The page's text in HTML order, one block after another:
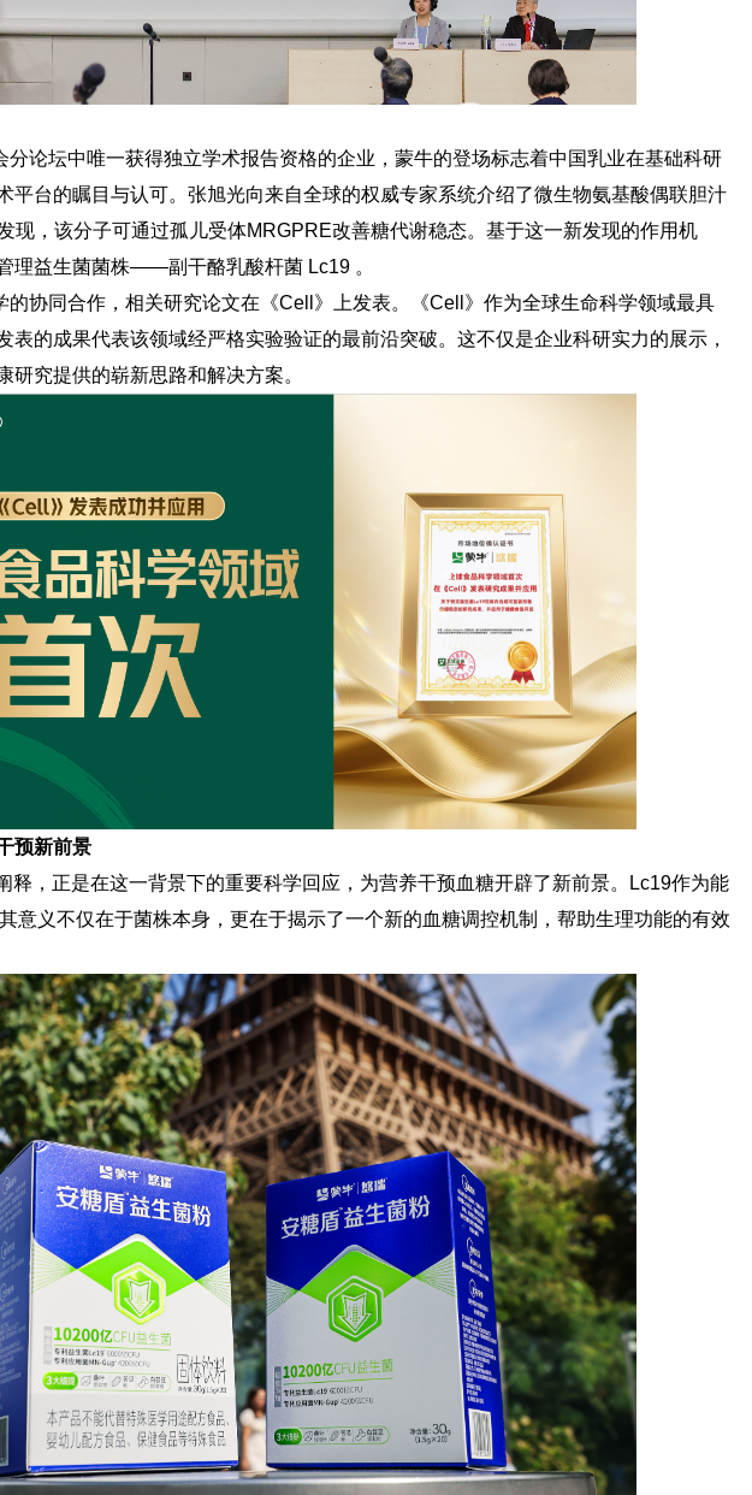
分论坛中唯一获得独立学术报告资格的企业，蒙牛的登场标志着中国乳业在基础科研
平台的瞩目与认可。张旭光向来自全球的权威专家系统介绍了微生物氨基酸偶联胆汁
现，该分子可通过孤儿受体MRGPRE改善糖代谢稳态。基于这一新发现的作用机
理益生菌菌株——副干酪乳酸杆菌 Lc19 。
的协同合作，相关研究论文在《Cell》上发表。《Cell》作为全球生命科学领域最具
表的成果代表该领域经严格实验验证的最前沿突破。这不仅是企业科研实力的展示，
究提供的崭新思路和解决方案。
预新前景
释，正是在这一背景下的重要科学回应，为营养干预血糖开辟了新前景。Lc19作为能
意义不仅在于菌株本身，更在于揭示了一个新的血糖调控机制，帮助生理功能的有效